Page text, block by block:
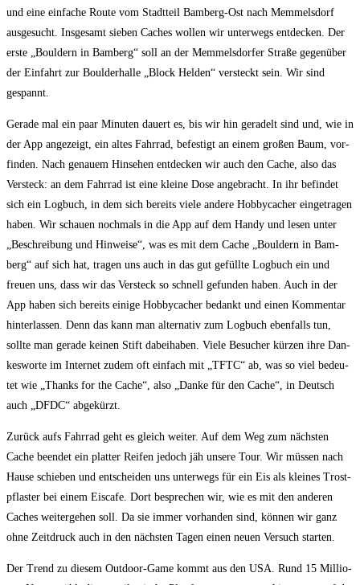
und eine ein­fa­che Rou­te vom Stadt­teil Bam­berg-Ost nach Mem­mels­dorf
aus­ge­sucht. Ins­ge­samt sie­ben Caches wol­len wir unter­wegs ent­de­cken. Der
ers­te „Bould­ern in Bam­berg“ soll an der Mem­mels­dor­fer Stra­ße gegen­über
der Ein­fahrt zur Bould­er­hal­le „Block Hel­den“ ver­steckt sein. Wir sind
gespannt.
Gera­de mal ein paar Minu­ten dau­ert es, bis wir hin gera­delt sind und, wie in
der App ange­zeigt, ein altes Fahr­rad, befes­tigt an einem gro­ßen Baum, vor­
fin­den. Nach genau­em Hin­se­hen ent­de­cken wir auch den Cache, also das
Ver­steck: an dem Fahr­rad ist eine klei­ne Dose ange­bracht. In ihr befin­det
sich ein Log­buch, in dem sich bereits vie­le ande­re Hob­by­cacher ein­ge­tra­gen
haben. Wir schau­en noch­mals in die App auf dem Han­dy und lesen unter
„Beschrei­bung und Hin­wei­se“, was es mit dem Cache „Bould­ern in Bam­
berg“ auf sich hat, tra­gen uns auch in das gut gefüll­te Log­buch ein und
freu­en uns, dass wir das Ver­steck so schnell gefun­den haben. Auch in der
App haben sich bereits eini­ge Hob­by­cacher bedankt und einen Kom­men­tar
hin­ter­las­sen. Denn das kann man alter­na­tiv zum Log­buch eben­falls tun,
soll­te man gera­de kei­nen Stift dabei­ha­ben. Vie­le Besu­cher kür­zen ihre Dan­
kes­wor­te im Inter­net zudem oft ein­fach mit „TFTC“ ab, was so viel bedeu­
tet wie „Thanks for the Cache“, also „Dan­ke für den Cache“, in Deutsch
auch „DFDC“ abgekürzt.
Zurück aufs Fahr­rad geht es gleich wei­ter. Auf dem Weg zum nächs­ten
Cache been­det ein plat­ter Rei­fen jedoch jäh unse­re Tour. Wir müs­sen nach
Hau­se schie­ben und ent­schei­den uns unter­wegs für ein Eis als klei­nes Trost­
pflas­ter bei einem Eis­ca­fe. Dort bespre­chen wir, wie es mit den ande­ren
Caches wei­ter­ge­hen soll. Da sie immer vor­han­den sind, kön­nen wir ganz
ohne Zeit­druck auch in den nächs­ten Tagen einen neu­en Ver­such starten.
Der Trend zu die­sem Out­door-Game kommt aus den USA. Rund 15 Mil­lio­